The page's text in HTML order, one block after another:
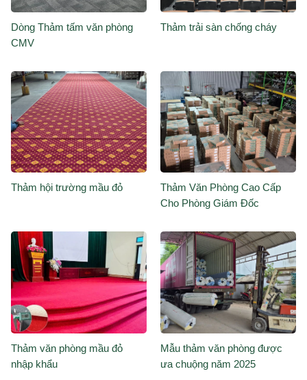
Dòng Thảm tấm văn phòng
CMV
Thảm trải sàn chống cháy
Thảm hội trường mầu đỏ
Thảm Văn Phòng Cao Cấp
Cho Phòng Giám Đốc
Thảm văn phòng mầu đỏ
nhập khẩu
Mẫu thảm văn phòng được
ưa chuộng năm 2025